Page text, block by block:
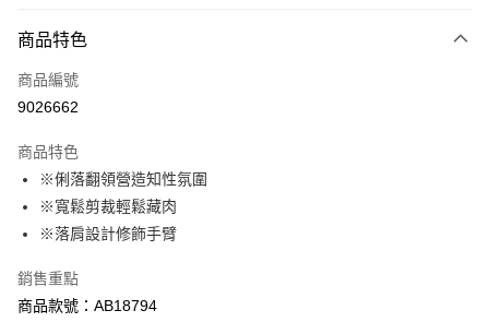
付款後全家取貨
萊爾富取貨付款
付款後萊爾富取貨
每筆NT$60，滿NT$1,000(含以上)免運費
7-11取貨付款
每筆NT$60，滿NT$1,000(含以上)免運費
付款後7-11取貨
商品特色
商品編號
9026662
商品特色
※俐落翻領營造知性氛圍
※寬鬆剪裁輕鬆藏肉
※落肩設計修飾手臂
銷售重點
商品款號：AB18794